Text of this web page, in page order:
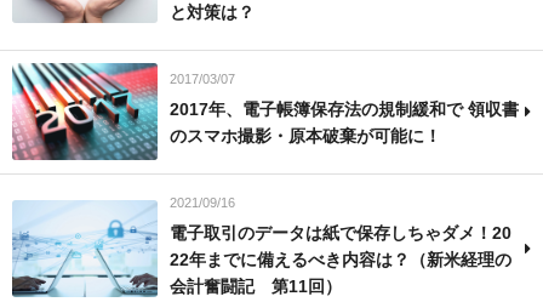
と対策は？
2017/03/07
2017年、電子帳簿保存法の規制緩和で 領収書
のスマホ撮影・原本破棄が可能に！
2021/09/16
電子取引のデータは紙で保存しちゃダメ！20
22年までに備えるべき内容は？（新米経理の
会計奮闘記 第11回）